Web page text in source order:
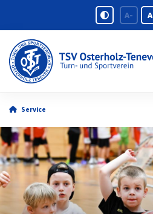
A- A
Service